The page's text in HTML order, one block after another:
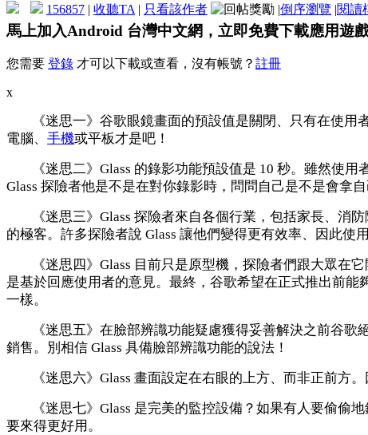
156857 | 收聽TA | 只看該作者 |倒序瀏覽 |閱讀
馬上加入Android 台灣中文網，立即免費下載應用遊戲
您需要 登錄 才可以下載或查看，沒有帳號？ 註冊
x
《迷思一》谷歌眼鏡畫面的預設值是關閉、只有在使用
電腦、 手機或平板才是吧！
《迷思二》Glass 的錄影功能預設值是 10 秒。雖然使
Glass 探險者他是不是在對你錄影時，問問自己是不是會拿自
《迷思三》Glass 探險者來自各個行業，包括家長、
的極客。許多探險者說 Glass 讓他們變得更有效率、因此使
《迷思四》Glass 目前只是原型機，探險者們跟大眾在
是基於回應使用者的意見。最終，谷歌希望在正式推出前
一樣。
《迷思五》在臉部辨識功能疑慮獲得妥善解決之前谷
銷售。別相信 Glass 具備臉部辨識功能的說法！
《迷思六》Glass 畫面設定在右眼的上方、而非正前方
《迷思七》Glass 是完美的監控設備？如果有人要偷偷
要來得更好用。